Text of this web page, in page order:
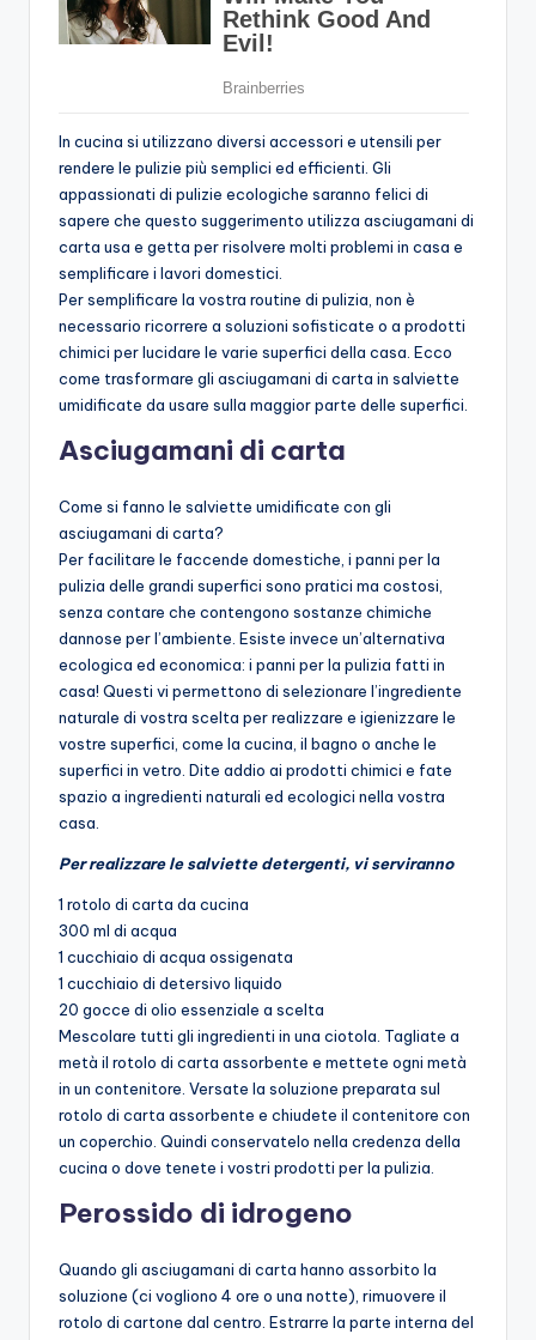
In cucina si utilizzano diversi accessori e utensili per
rendere le pulizie più semplici ed efficienti. Gli
appassionati di pulizie ecologiche saranno felici di
sapere che questo suggerimento utilizza asciugamani di
carta usa e getta per risolvere molti problemi in casa e
semplificare i lavori domestici.
Per semplificare la vostra routine di pulizia, non è
necessario ricorrere a soluzioni sofisticate o a prodotti
chimici per lucidare le varie superfici della casa. Ecco
come trasformare gli asciugamani di carta in salviette
umidificate da usare sulla maggior parte delle superfici.
Asciugamani di carta
Come si fanno le salviette umidificate con gli
asciugamani di carta?
Per facilitare le faccende domestiche, i panni per la
pulizia delle grandi superfici sono pratici ma costosi,
senza contare che contengono sostanze chimiche
dannose per l’ambiente. Esiste invece un’alternativa
ecologica ed economica: i panni per la pulizia fatti in
casa! Questi vi permettono di selezionare l’ingrediente
naturale di vostra scelta per realizzare e igienizzare le
vostre superfici, come la cucina, il bagno o anche le
superfici in vetro. Dite addio ai prodotti chimici e fate
spazio a ingredienti naturali ed ecologici nella vostra
casa.
Per realizzare le salviette detergenti, vi serviranno
1 rotolo di carta da cucina
300 ml di acqua
1 cucchiaio di acqua ossigenata
1 cucchiaio di detersivo liquido
20 gocce di olio essenziale a scelta
Mescolare tutti gli ingredienti in una ciotola. Tagliate a
metà il rotolo di carta assorbente e mettete ogni metà
in un contenitore. Versate la soluzione preparata sul
rotolo di carta assorbente e chiudete il contenitore con
un coperchio. Quindi conservatelo nella credenza della
cucina o dove tenete i vostri prodotti per la pulizia.
Perossido di idrogeno
Quando gli asciugamani di carta hanno assorbito la
soluzione (ci vogliono 4 ore o una notte), rimuovere il
rotolo di cartone dal centro. Estrarre la parte interna del